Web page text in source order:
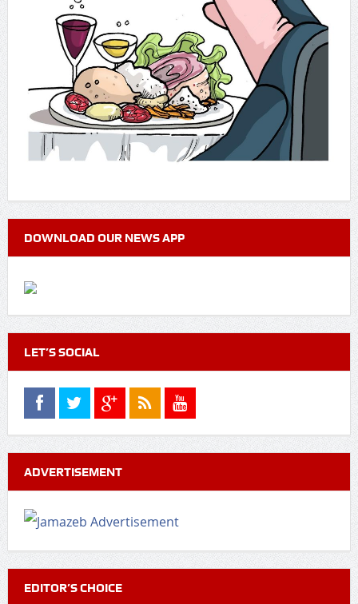
DOWNLOAD OUR NEWS APP
LET’S SOCIAL
ADVERTISEMENT
EDITOR’S CHOICE